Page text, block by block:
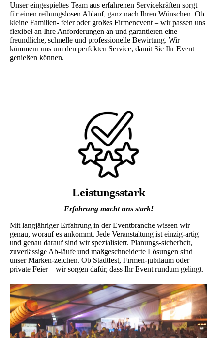
Unser eingespieltes Team aus erfahrenen Servicekräften sorgt
für einen reibungslosen Ablauf, ganz nach Ihren Wünschen. Ob
kleine Familien- feier oder großes Firmenevent – wir passen uns
flexibel an Ihre Anforderungen an und garantieren eine
freundliche, schnelle und professionelle Bewirtung. Wir
kümmern uns um den perfekten Service, damit Sie Ihr Event
genießen können.
Leistungsstark
Erfahrung macht uns stark!
Mit langjähriger Erfahrung in der Eventbranche wissen wir
genau, worauf es ankommt. Jede Veranstaltung ist einzig-artig –
und genau darauf sind wir spezialisiert. Planungs-sicherheit,
zuverlässige Ab-läufe und maßgeschneiderte Lösungen sind
unser Marken-zeichen. Ob Stadtfest, Firmen-jubiläum oder
private Feier – wir sorgen dafür, dass Ihr Event rundum gelingt.